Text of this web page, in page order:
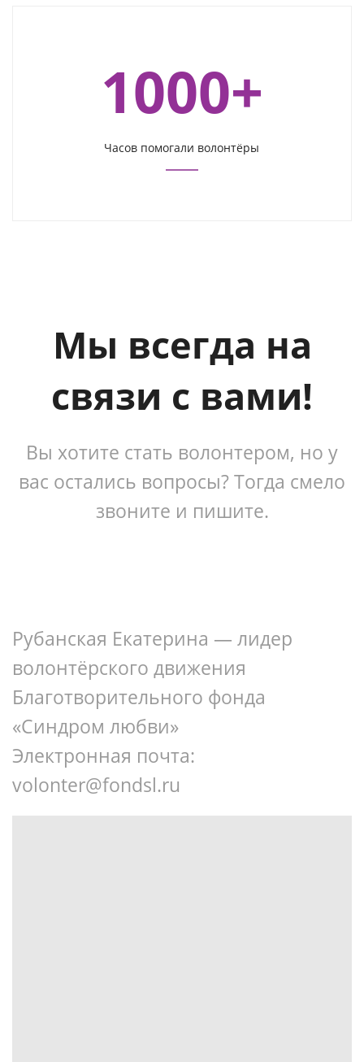
1000+
Часов помогали волонтёры
Мы всегда на
связи с вами!
Вы хотите стать волонтером, но у
вас остались вопросы? Тогда смело
звоните и пишите.
Рубанская Екатерина — лидер
волонтёрского движения
Благотворительного фонда
«Синдром любви»
Электронная почта:
volonter@fondsl.ru